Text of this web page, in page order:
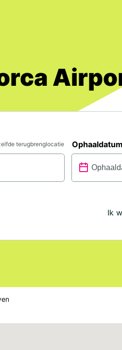
terugbrenglocatie
Ik